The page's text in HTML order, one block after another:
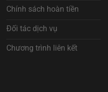
Chính sách hoàn tiền
Đối tác dịch vụ
Chương trình liên kết